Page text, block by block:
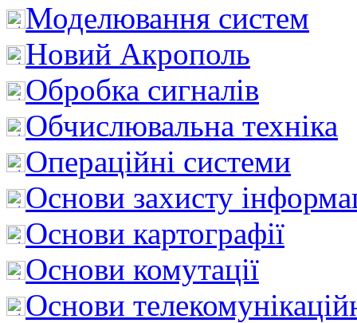
Моделювання систем
Новий Акрополь
Обробка сигналів
Обчислювальна техніка
Операційні системи
Основи захисту
Основи картографії
Основи комутації
Основи